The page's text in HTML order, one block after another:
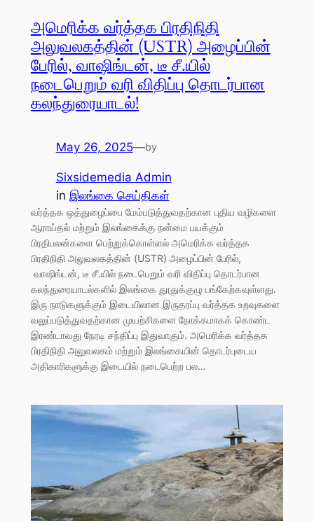
அமெரிக்க வர்த்தக பிரதிநிதி
அலுவலகத்தின் (USTR) அழைப்பின்
பேரில், வாஷிங்டன், டீ சீ.யில்
நடைபெறும் வரி விதிப்பு தொடர்பான
கலந்துரையாடல்!
May 26, 2025—by
Sixsidemedia Admin
in இலங்கை செய்திகள்
வர்த்தக ஒத்துழைப்பை மேம்படுத்துவதற்கான புதிய வழிகளை
ஆராய்தல் மற்றும் இலங்கைக்கு நன்மை பயக்கும்
பிரதிபலன்களை பெற்றுக்கொள்ளல் அமெரிக்க வர்த்தக
பிரதிநிதி அலுவலகத்தின் (USTR) அழைப்பின் பேரில்,
வாஷிங்டன், டீ சீ.யில் நடைபெறும் வரி விதிப்பு தொடர்பான
கலந்துரையாடல்களில் இலங்கை தூதுக்குழு பங்கேற்கவுள்ளது.
இரு நாடுகளுக்கும் இடையிலான இருதரப்பு வர்த்தக உறவுகளை
வலுப்படுத்துவதற்கான முயற்சிகளை நோக்கமாகக் கொண்ட
இரண்டாவது நேரடி சந்திப்பு இதுவாகும். அமெரிக்க வர்த்தக
பிரதிநிதி அலுவலகம் மற்றும் இலங்கையின் தொடர்புடைய
அதிகாரிகளுக்கு இடையில் நடைபெற்ற பல…